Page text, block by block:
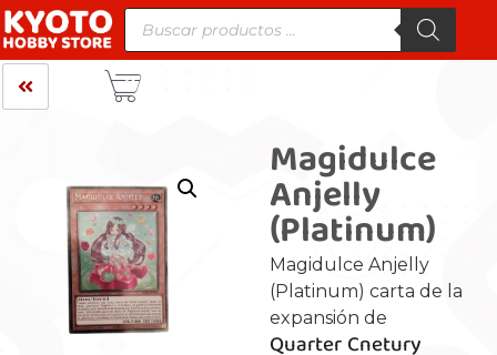
Magidulce
Anjelly
(Platinum)
Magidulce Anjelly
(Platinum) carta de la
expansión de
Quarter Cnetury